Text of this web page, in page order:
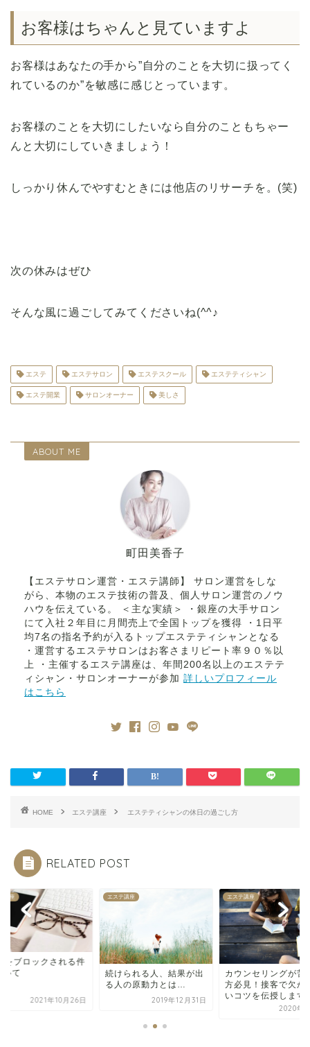
お客様はちゃんと見ていますよ
お客様はあなたの手から”自分のことを大切に扱ってく
れているのか”を敏感に感じとっています。
お客様のことを大切にしたいなら自分のこともちゃー
んと大切にしていきましょう！
しっかり休んでやすむときには他店のリサーチを。(笑)
次の休みはぜひ
そんな風に過ごしてみてくださいね(^^♪
エステ エステサロン エステスクール エステティシャン
エステ開業 サロンオーナー 美しさ
ABOUT ME
町田美香子
【エステサロン運営・エステ講師】 サロン運営をしな
がら、本物のエステ技術の普及、個人サロン運営のノウ
ハウを伝えている。 ＜主な実績＞ ・銀座の大手サロン
にて入社２年目に月間売上で全国トップを獲得 ・1日平
均7名の指名予約が入るトップエステティシャンとなる
・運営するエステサロンはお客さまリピート率９０％以
上 ・主催するエステ講座は、年間200名以上のエステテ
ィシャン・サロンオーナーが参加 詳しいプロフィール
はこちら
HOME エステ講座 エステティシャンの休日の過ごし方
RELATED POST
講座
をブロックされる件
いて
2021年10月26日
エステ講座
続けられる人、結果が出
る人の原動力とは…
2019年12月31日
エステ講座
カウンセリングが苦
方必見！接客で欠か
いコツを伝授します
2020年1